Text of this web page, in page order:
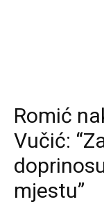
Romić
Vučić:
mjestu”